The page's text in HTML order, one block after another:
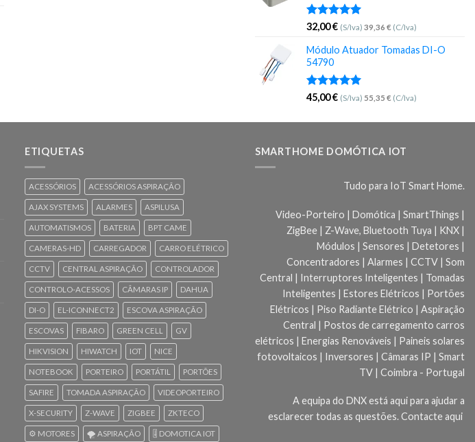
Avaliação
32,00€ (S/Iva) 39,36 € (C/Iva)
Módulo Atuador Tomadas DI-O
54790
Avaliação
45,00€ (S/Iva) 55,35 € (C/Iva)
ETIQUETAS
ACESSÓRIOS ACESSÓRIOS ASPIRAÇÃO
AJAX SYSTEMS ALARMES ASPILUSA
AUTOMATISMOS BATERIA BPT CAME
CAMERAS-HD CARREGADOR CARRO ELÉTRICO
CCTV CENTRAL ASPIRAÇÃO CONTROLADOR
CONTROLO-ACESSOS CÂMARAS IP DAHUA
DI-O EL-ICONNECT2 ESCOVA ASPIRAÇÃO
ESCOVAS FIBARO GREEN CELL GV
HIKVISION HIWATCH IOT NICE
NOTEBOOK PORTEIRO PORTÁTIL PORTÕES
SAFIRE TOMADA ASPIRAÇÃO VIDEOPORTEIRO
X-SECURITY Z-WAVE ZIGBEE ZKTECO
⚙️ MOTORES 🌪️ ASPIRAÇÃO 🎚️ DOMOTICA IOT
SMARTHOME DOMÓTICA IOT
Tudo para IoT Smart Home.
Video-Porteiro | Domótica | SmartThings |
ZigBee | Z-Wave, Bluetooth Tuya | KNX |
Módulos | Sensores | Detetores |
Concentradores | Alarmes | CCTV | Som
Central | Interruptores Inteligentes | Tomadas
Inteligentes | Estores Elétricos | Portões
Elétricos | Piso Radiante Elétrico | Aspiração
Central | Postos de carregamento carros
elétricos | Energias Renováveis | Paineis solares
fotovoltaicos | Inversores | Câmaras IP | Smart
TV | Coimbra - Portugal
A equipa do DNX está aqui para ajudar a
esclarecer todas as questões.Contacte aqui